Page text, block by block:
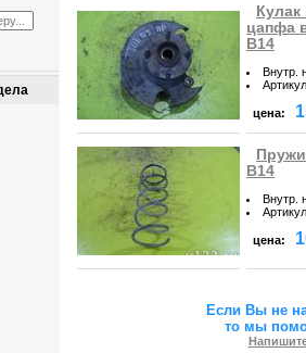
цапфа
B14
Внутр.
Артикул
цена:
B14
Внутр.
Артикул
цена:
Если Вы не
то мы